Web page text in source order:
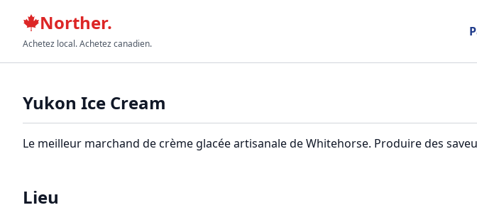
Norther.
Achetez local. Achetez canadien.
Yukon Ice Cream
Le meilleur marchand de crème glacée artisanale de Whitehorse. Produire des
Lieu